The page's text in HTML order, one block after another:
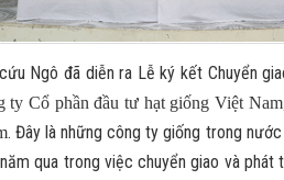
Ngô đã diễn ra Lễ ký kết Chuyển
ty Cổ phần đầu tư hạt giống Việt
. Đây là những công ty giống trong
qua trong việc chuyển giao và